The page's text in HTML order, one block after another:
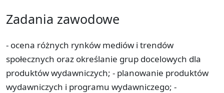
Zadania zawodowe
- ocena różnych rynków mediów i trendów
społecznych oraz określanie grup docelowych dla
produktów wydawniczych; - planowanie produktów
wydawniczych i programu wydawniczego; -